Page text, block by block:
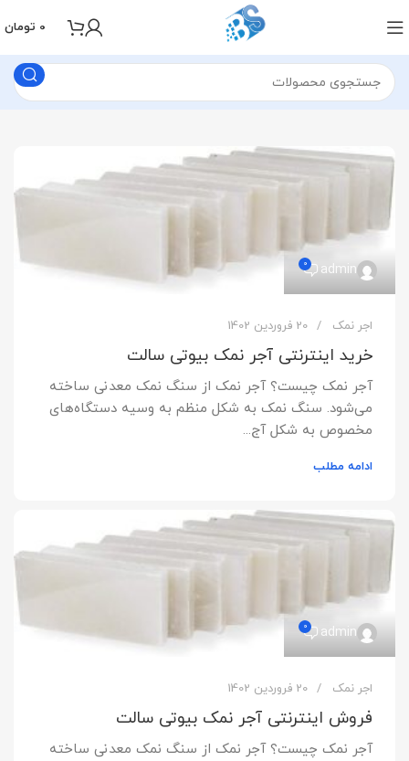
0 تومان
admin
0
اجر نمک 20 فروردین 1402
خرید اینترنتی آجر نمک بیوتی سالت
آجر نمک چیست؟ آجر نمک از سنگ نمک معدنی ساخته
می‌شود. سنگ نمک به شکل منظم به وسیه دستگاه‌های
مخصوص به شکل آج...
ادامه مطلب
admin
0
اجر نمک 20 فروردین 1402
فروش اینترنتی آجر نمک بیوتی سالت
آجر نمک چیست؟ آجر نمک از سنگ نمک معدنی ساخته